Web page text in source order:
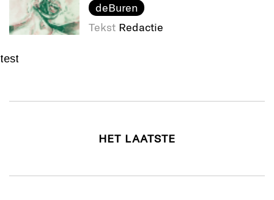
deBuren
Tekst Redactie
test
HET LAATSTE